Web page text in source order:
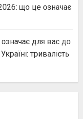
що це означає
для вас до
тривалість